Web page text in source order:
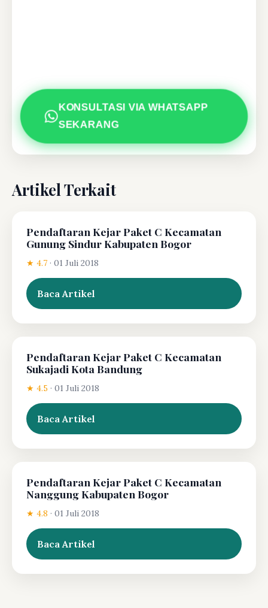
KONSULTASI VIA WHATSAPP
SEKARANG
Artikel Terkait
Pendaftaran Kejar Paket C Kecamatan
Gunung Sindur Kabupaten Bogor
★ 4.7 · 01 Juli 2018
Baca Artikel
Pendaftaran Kejar Paket C Kecamatan
Sukajadi Kota Bandung
★ 4.5 · 01 Juli 2018
Baca Artikel
Pendaftaran Kejar Paket C Kecamatan
Nanggung Kabupaten Bogor
★ 4.8 · 01 Juli 2018
Baca Artikel